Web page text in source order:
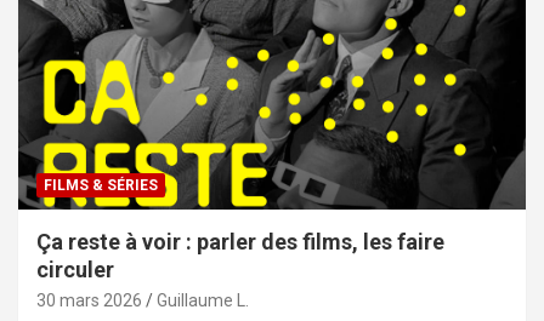
FILMS & SÉRIES
Ça reste à voir : parler des films, les faire
circuler
30 mars 2026 Guillaume L.